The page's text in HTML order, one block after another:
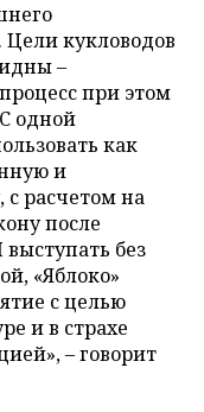
кукловодов
–
при этом
одной
как
и
с расчетом на
после
без
«Яблоко»
с целью
и в страхе
– говорит